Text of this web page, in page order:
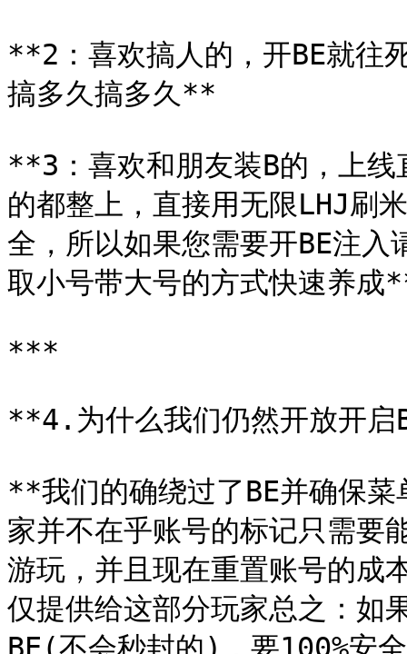
**2：喜欢搞人的，开BE就往
搞多久搞多久**
**3：喜欢和朋友装B的，上线
的都整上，直接用无限LHJ刷
全，所以如果您需要开BE注
取小号带大号的方式快速养成
***
**4.为什么我们仍然开放开启
**我们的确绕过了BE并确保
家并不在乎账号的标记只需要
游玩，并且现在重置账号的成
仅提供给这部分玩家总之：如